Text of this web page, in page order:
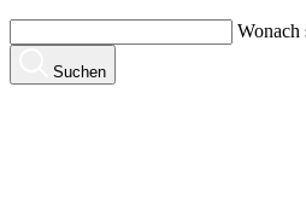
Wonach
Suchen